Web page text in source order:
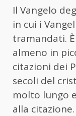
Il Vangelo
in cui i
tramandati.
almeno in
citazioni dei
secoli del
molto lungo
alla citazione.